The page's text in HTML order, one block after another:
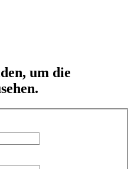
um die